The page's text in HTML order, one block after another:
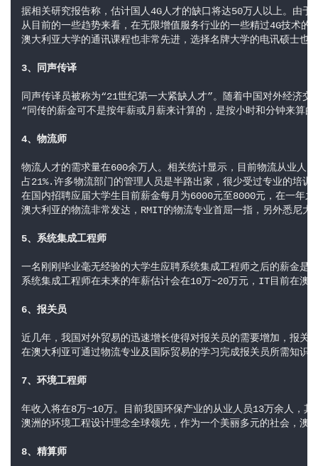
据相关研究报告称，估计国人4G人才的缺口将达50万人以上。由
从目前的一些趋势来看，在无限增值服务行业的一些精过4G技术
澳大利亚大学的通讯课程也非常先进，选择名牌大学的电讯硕士也
3、同声传译
同声传译员被称为“21世纪第一大紧缺人才”。随着中国对外经济
“同传的薪金可不是按年薪或月薪来计算的，是按小时和分钟来算
4、物流师
物流人才的需求量在600余万人。相关统计显示，目前物流从业人
占21%.许多物流部门的管理人员是半路出家，很少受过专业的培训
在国内招聘应届大学生目前薪金每月为6000元至8000元，在一年
澳大利亚的物流非常发达，RMIT的物流专业首屈一指，另外悉尼
5、系统集成工程师
一名刚刚毕业毫无经验的大学生应聘系统集成工程师之后的薪金
系统集成工程师在未来的年薪估计会在10万~20万元，IT目前在澳
6、报关员
近几年，我国对外贸易的迅速增长使得对报关员的需要增加，报
在澳大利亚可通过物流专业及国际贸易的学习完成报关员所需知识
7、环境工程师
年收入将在8万~10万。目前我国环保产业的从业人员13万余人，
澳洲的环境工程设计理念全球领先，作为一个美丽多元的社会，澳
8、精算师